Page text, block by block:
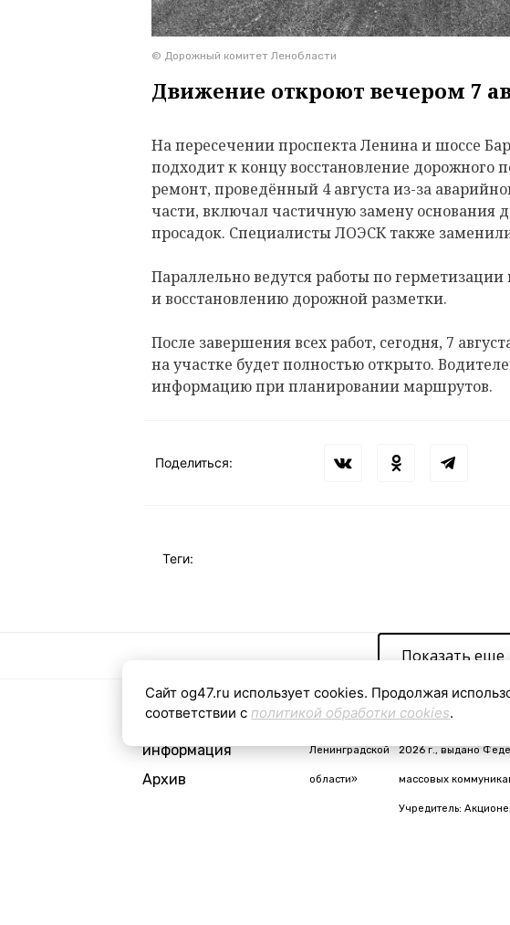
© Дорожный комитет Ленобласти
Движение откроют вечером 7
На пересечении проспекта Ленина и шоссе
подходит к концу восстановление дорожного
ремонт, проведённый 4 августа из-за
части, включал частичную замену основания
просадок. Специалисты ЛОЭСК также
Параллельно ведутся работы по
и восстановлению дорожной разметки.
После завершения всех работ, сегодня, 7
на участке будет полностью открыто.
информацию при планировании маршрутов.
Поделиться:
Теги:
Показать еще
Контактная
информация
Архив
«Общая газета
Ленинградской
области»
Свидетельство о
2026 г., выдано
массовых
Учредитель:
Сайт og47.ru использует cookies. Продолжая
соответствии сполитикой обработки cookies.